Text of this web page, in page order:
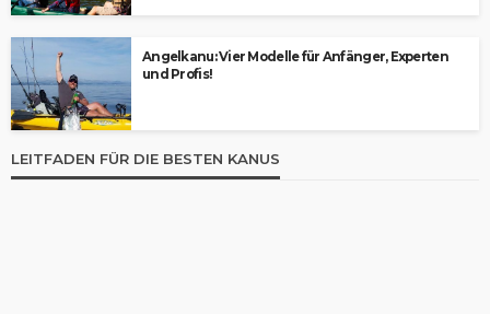
Angelkanu: Vier Modelle für Anfänger, Experten
und Profis!
LEITFADEN FÜR DIE BESTEN KANUS